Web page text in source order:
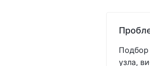
Подбор
узла,